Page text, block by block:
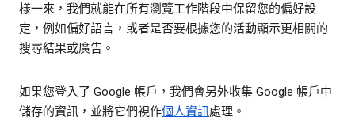
樣一來，我們就能在所有瀏覽工作階段中保留您的偏好設
定，例如偏好語言，或者是否要根據您的活動顯示更相關的
搜尋結果或廣告。
如果您登入了 Google 帳戶，我們會另外收集 Google 帳戶中
儲存的資訊，並將它們視作個人資訊處理。